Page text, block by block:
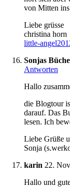
von Mitten
Liebe grüsse
christina horn
little-
Sonjas
Antworten
Hallo
die Blogtour
darauf. Das
lesen. Ich
Liebe Grüße
Sonja
karin 22.
Hallo und